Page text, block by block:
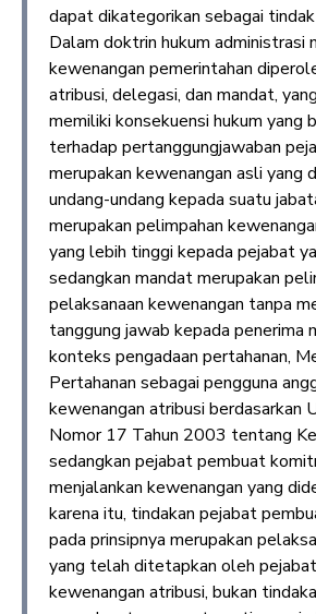
dapat dikategorikan sebagai
Dalam doktrin hukum administrasi
kewenangan pemerintahan
atribusi, delegasi, dan mandat,
memiliki konsekuensi hukum yang
terhadap pertanggungjawaban
merupakan kewenangan asli yang
undang-undang kepada suatu
merupakan pelimpahan
yang lebih tinggi kepada pejabat
sedangkan mandat merupakan
pelaksanaan kewenangan tanpa
tanggung jawab kepada penerima
konteks pengadaan pertahanan,
Pertahanan sebagai pengguna
kewenangan atribusi berdasarkan
Nomor 17 Tahun 2003 tentang
sedangkan pejabat pembuat
menjalankan kewenangan yang
karena itu, tindakan pejabat
pada prinsipnya merupakan
yang telah ditetapkan oleh
kewenangan atribusi, bukan